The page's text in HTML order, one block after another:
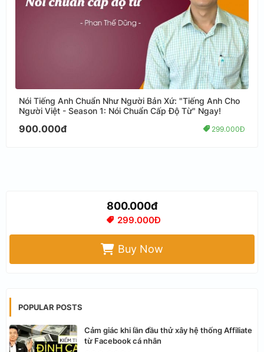
Nói Tiếng Anh Chuẩn Như Người Bản Xứ: "Tiếng Anh Cho
Người Việt - Season 1: Nói Chuẩn Cấp Độ Từ" Ngay!
900.000đ 299.000Đ
800.000đ
299.000Đ
Buy Now
POPULAR POSTS
Cảm giác khi lần đầu thử xây hệ thống Affiliate
từ Facebook cá nhân